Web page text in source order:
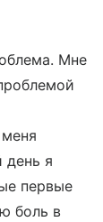
Мне
день я
первые
боль в